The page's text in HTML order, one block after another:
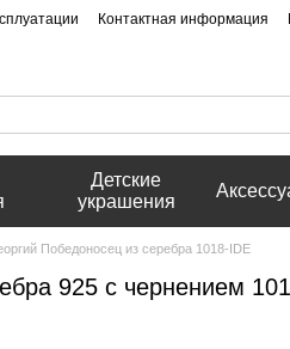
Контактная информация
Детские
украшения
Победоносец из серебра 1018-IDE
925 с чернением